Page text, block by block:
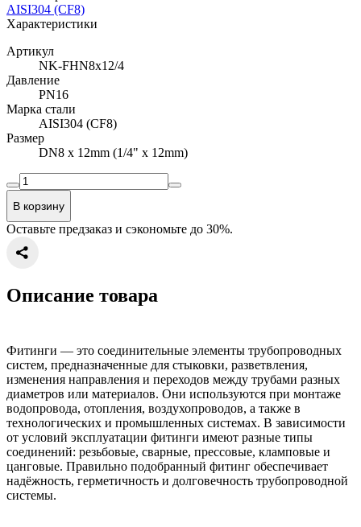
AISI304 (CF8)
Характеристики
Артикул
NK-FHN8x12/4
Давление
PN16
Марка стали
AISI304 (CF8)
Размер
DN8 x 12mm (1/4" x 12mm)
В корзину
Оставьте предзаказ и сэкономьте до 30%.
Описание товара
Фитинги — это соединительные элементы трубопроводных
систем, предназначенные для стыковки, разветвления,
изменения направления и переходов между трубами разных
диаметров или материалов. Они используются при монтаже
водопровода, отопления, воздухопроводов, а также в
технологических и промышленных системах. В зависимости
от условий эксплуатации фитинги имеют разные типы
соединений: резьбовые, сварные, прессовые, кламповые и
цанговые. Правильно подобранный фитинг обеспечивает
надёжность, герметичность и долговечность трубопроводной
системы.